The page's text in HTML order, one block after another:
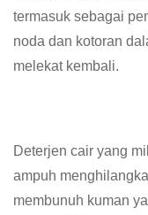
termasuk sebagai
noda dan kotoran
melekat kembali.
Deterjen cair yang
ampuh
membunuh kuman